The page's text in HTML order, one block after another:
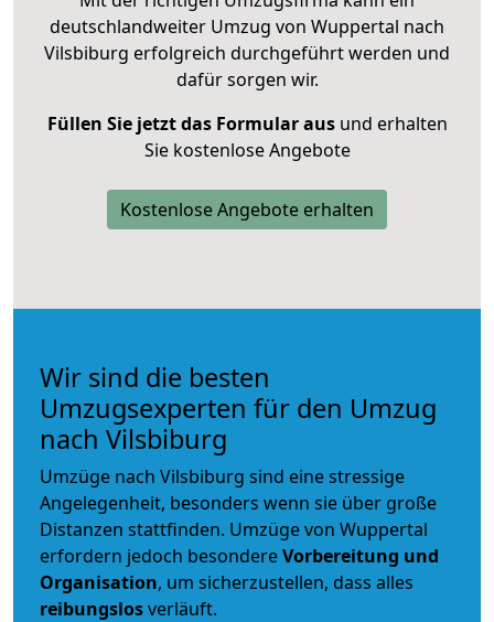
deutschlandweiter Umzug von Wuppertal nach
Vilsbiburg erfolgreich durchgeführt werden und
dafür sorgen wir.
Füllen Sie jetzt das Formular ausund erhalten
Sie kostenlose Angebote
Kostenlose Angebote erhalten
Wir sind die besten
Umzugsexperten für den Umzug
nach Vilsbiburg
Umzüge nach Vilsbiburg sind eine stressige
Angelegenheit, besonders wenn sie über große
Distanzen stattfinden. Umzüge von Wuppertal
erfordern jedoch besondereVorbereitung und
Organisation, um sicherzustellen, dass alles
reibungslosverläuft.